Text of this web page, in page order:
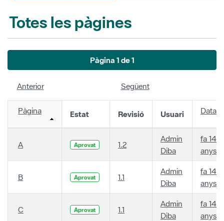
Totes les pàgines
Pàgina 1 de 1
Anterior Següent
Pàgina Estat Revisió Usuari Data
A Aprovat 1.2
Admin
Diba
fa 14
anys
B Aprovat 1.1
Admin
Diba
fa 14
anys
C Aprovat 1.1
Admin
Diba
fa 14
anys